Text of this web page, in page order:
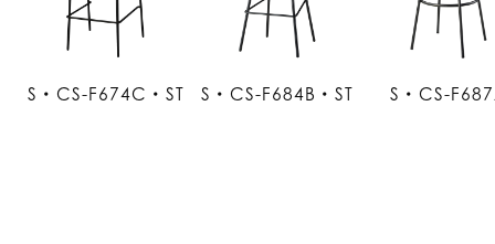
S・CS-F674C・ST S・CS-F684B・ST S・CS-